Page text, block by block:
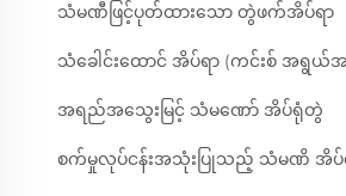
သံမဏီဖြင့်ပုတ်ထားသော တွဲဖက်အိပ်ရာ
သံခေါင်းထောင် အိပ်ရာ (ကင်းစ် အရွယ်အ
အရည်အသွေးမြင့် သံမဏော် အိပ်ရုံတွဲ
စက်မှုလုပ်ငန်းအသုံးပြုသည့် သံမဏိ အိပ်